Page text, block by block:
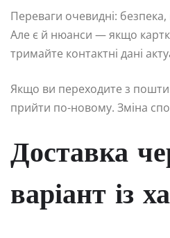
Переваги очевидні:
Але є й нюанси — якщо
тримайте контактні дані
Якщо ви переходите з пошти
прийти по-новому. Зміна
Доставка
варіант із